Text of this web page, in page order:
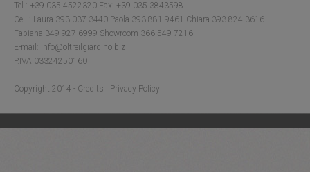
Tel.: +39 035.4522320 Fax: +39 035.3843598
Cell.: Laura 393 037 3440 Paola 393 881 9461 Chiara 393 824 3616
Fabiana 349 927 6999 Showroom 366 549 7216
E-mail: info@oltreilgiardino.biz
P.IVA 03324250160
Copyright 2014 - Credits Privacy Policy